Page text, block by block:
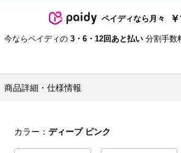
ペイディなら月々
今ならペイディの 3・6・12回あと払い 分割手数
商品詳細・仕様情報
カラー：ディープ ピンク